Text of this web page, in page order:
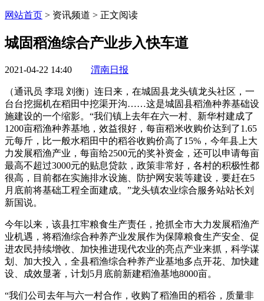
网站首页 > 资讯频道 > 正文阅读
城固稻渔综合产业步入快车道
2021-04-22 14:40 渭南日报
（通讯员 李琨 刘衡）连日来，在城固县龙头镇龙头社区，一
台台挖掘机在稻田中挖渠开沟……这是城固县稻渔种养基础设
施建设的一个缩影。“我们镇上去年在六一村、新华村建成了
1200亩稻渔种养基地，效益很好，每亩稻米收购价达到了1.65
元每斤，比一般水稻田中的稻谷收购价高了15%，今年县上大
力发展稻渔产业，每亩给2500元的奖补资金，还可以申请每亩
最高不超过3000元的贴息贷款，政策非常好，各村的积极性都
很高，目前都在实施排水设施、防护网安装等建设，要赶在5
月底前将基础工程全面建成。”龙头镇农业综合服务站站长刘
新国说。
今年以来，该县扛牢粮食生产责任，抢抓全市大力发展稻渔产
业机遇，将稻渔综合种养产业发展作为保障粮食生产安全、促
进农民持续增收、加快推进现代农业的亮点产业来抓，科学谋
划、加大投入，全县稻渔综合种养产业基地多点开花、加快建
设、成效显著，计划5月底前新建稻渔基地8000亩。
“我们公司去年与六一村合作，收购了稻渔田的稻谷，质量非